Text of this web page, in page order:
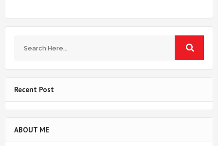
Recent Post
ABOUT ME